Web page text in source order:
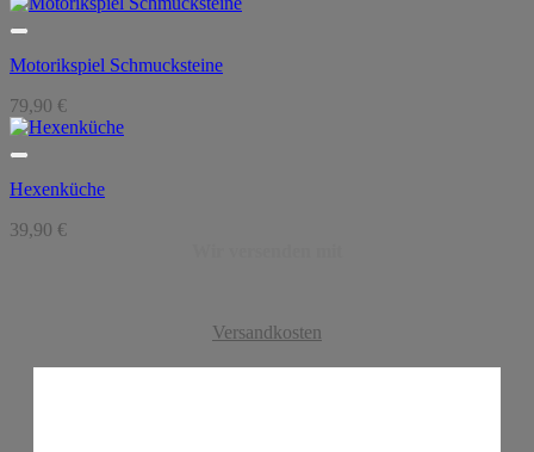
Motorikspiel Schmucksteine
79,90 €
Hexenküche
39,90 €
Versandkosten